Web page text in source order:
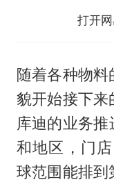
打开
随着各种物
貌开始接下来
库迪的业务
和地区，门
球范围能排到